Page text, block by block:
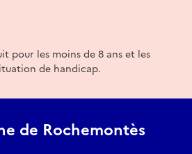
profiter d’un marché local
grande piperade cuite au four à
pique-nique est autorisé dans le
pour les moins de 8 ans et les
de handicap.
de Rochemontès